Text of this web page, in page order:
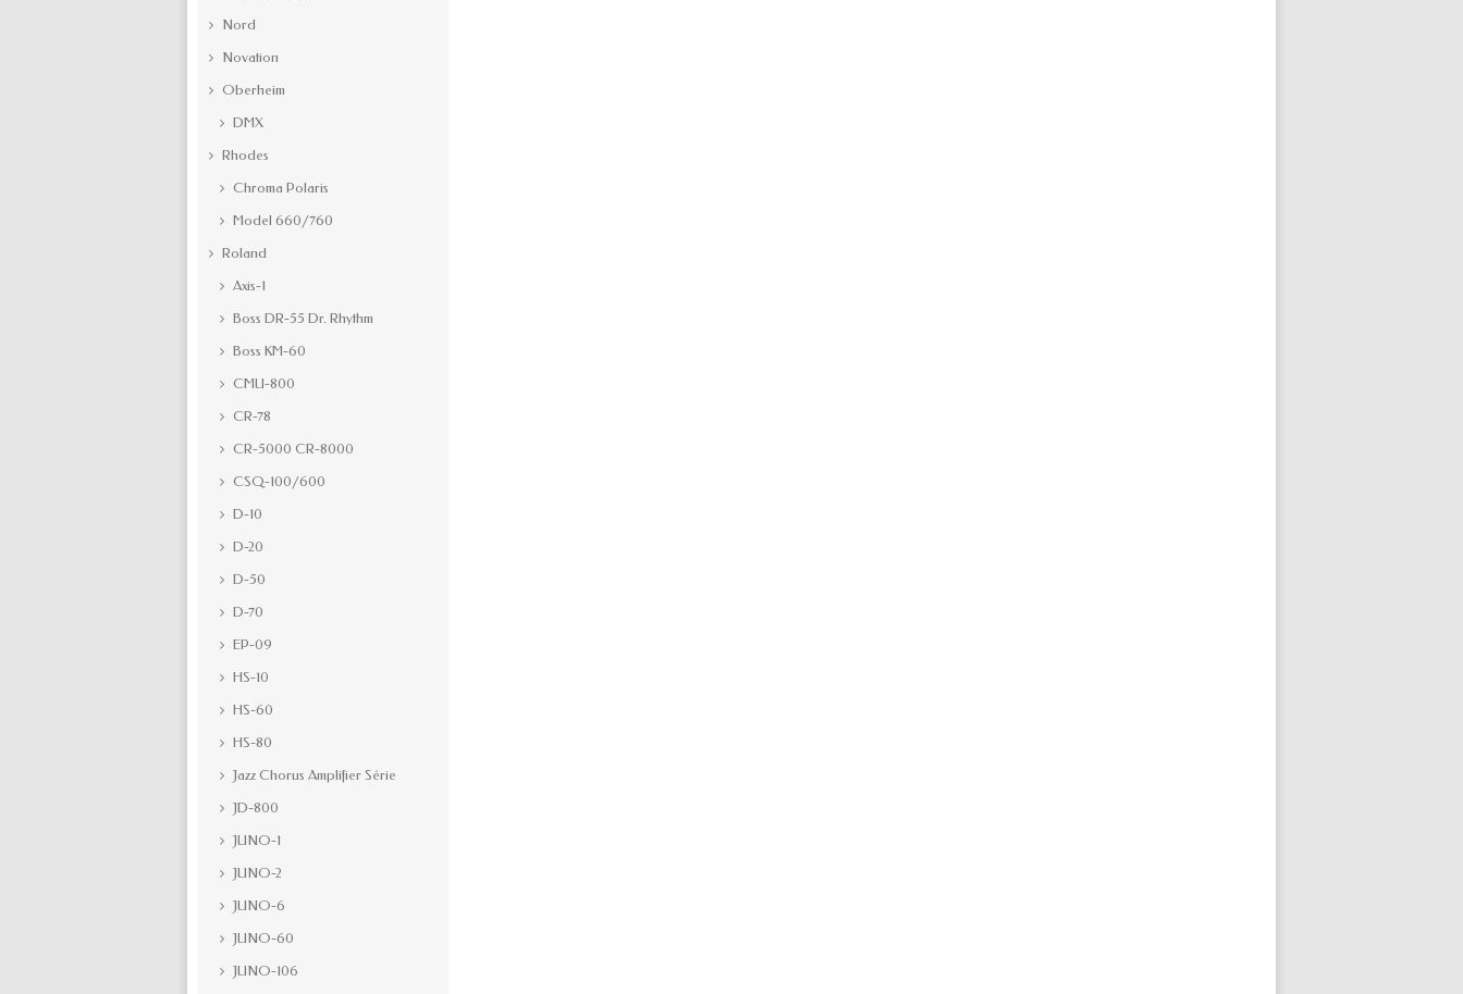
Nord
Novation
Oberheim
DMX
Rhodes
Chroma Polaris
Model 660/760
Roland
Axis-1
Boss DR-55 Dr. Rhythm
Boss KM-60
CMU-800
CR-78
CR-5000 CR-8000
CSQ-100/600
D-10
D-20
D-50
D-70
EP-09
HS-10
HS-60
HS-80
Jazz Chorus Amplifier Série
JD-800
JUNO-1
JUNO-2
JUNO-6
JUNO-60
JUNO-106